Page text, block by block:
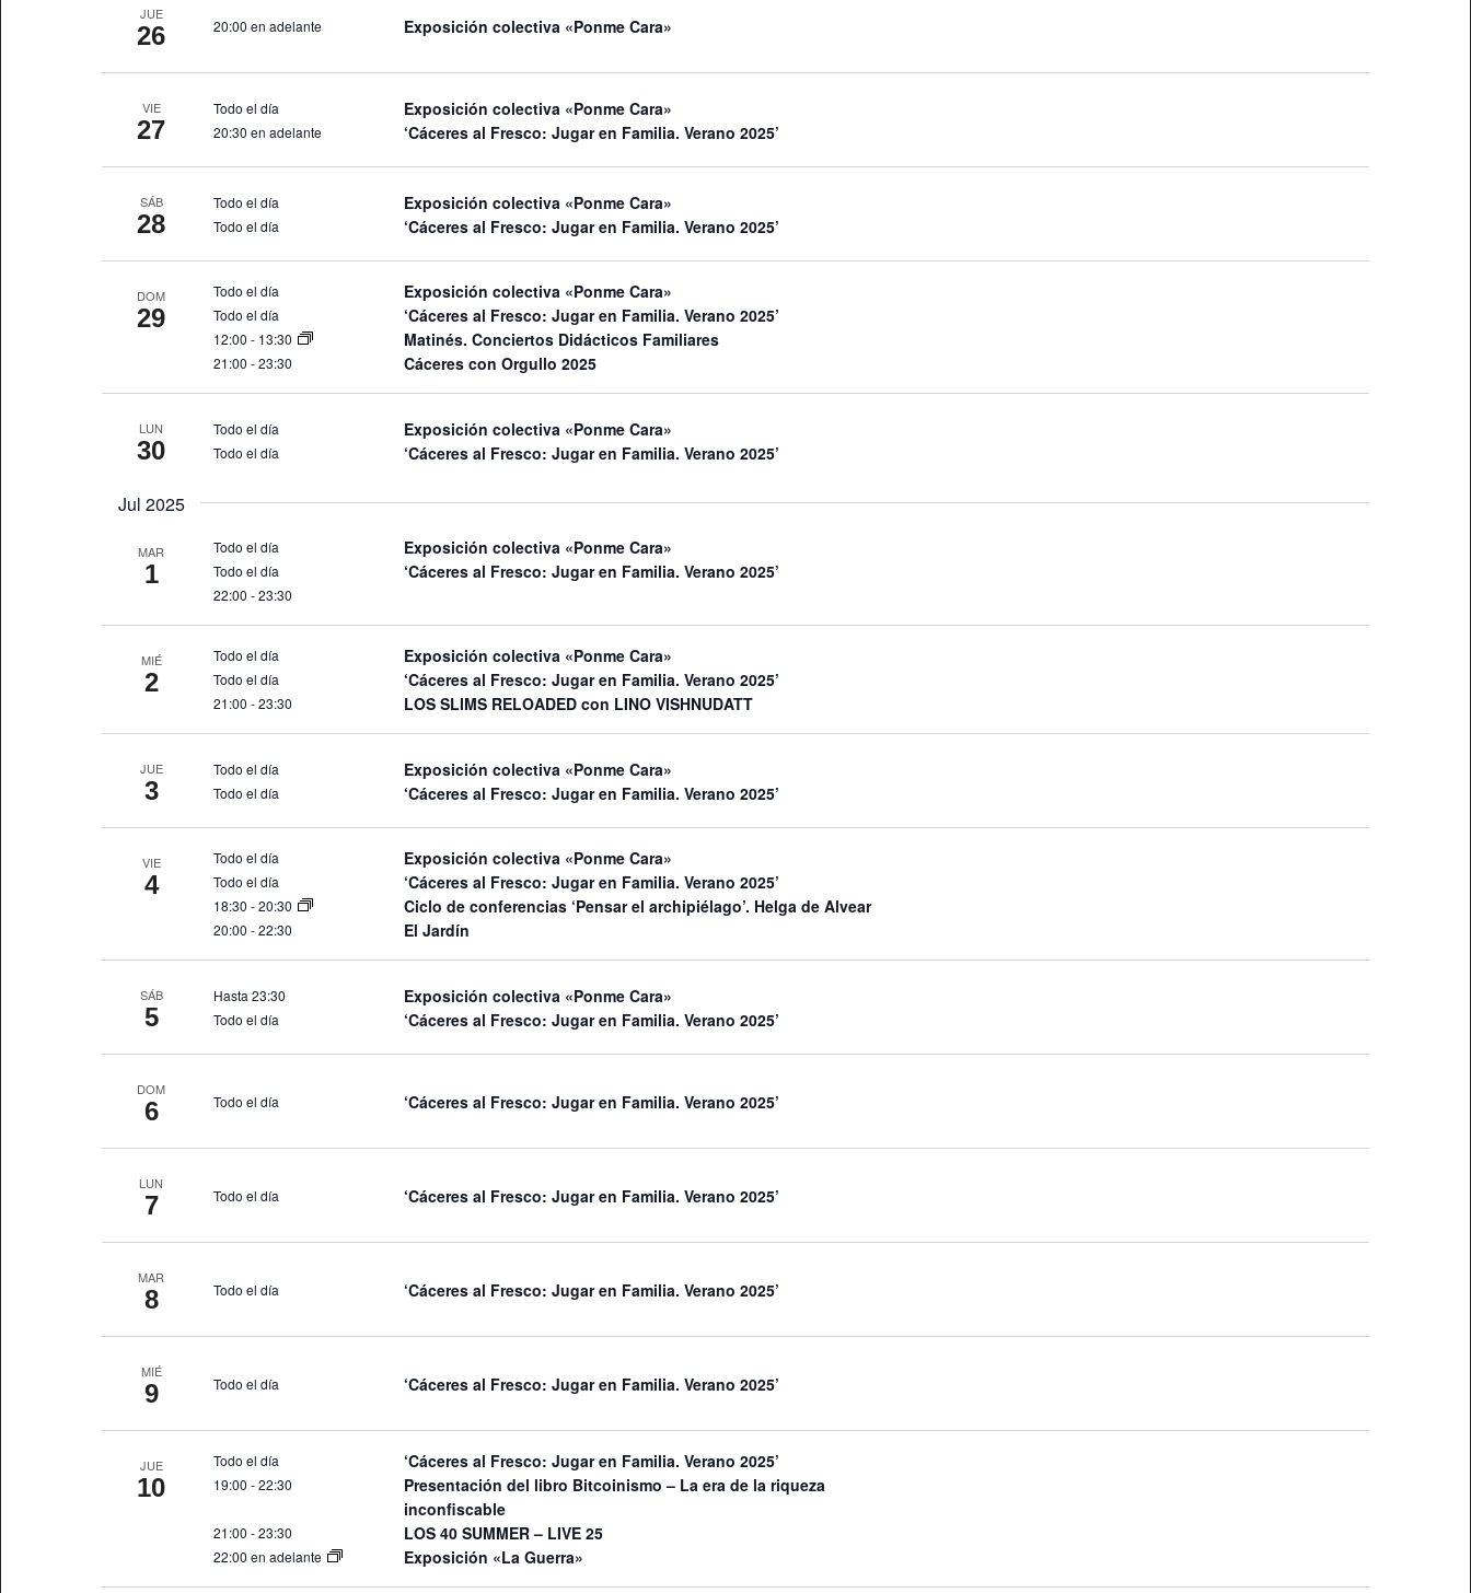
palabra
clave.
JUE
26 20:00 en adelante Exposición colectiva «Ponme Cara»
VIE
27
Todo el día Exposición colectiva «Ponme Cara»
20:30 en adelante ‘Cáceres al Fresco: Jugar en Familia. Verano 2025’
SÁB
28
Todo el día Exposición colectiva «Ponme Cara»
Todo el día ‘Cáceres al Fresco: Jugar en Familia. Verano 2025’
DOM
29
Todo el día Exposición colectiva «Ponme Cara»
Todo el día ‘Cáceres al Fresco: Jugar en Familia. Verano 2025’
12:00 - 13:30 Matinés. Conciertos Didácticos Familiares
21:00 -23:30 Cáceres con Orgullo 2025
LUN
30
Todo el día Exposición colectiva «Ponme Cara»
Todo el día ‘Cáceres al Fresco: Jugar en Familia. Verano 2025’
Jul 2025
MAR
1
Todo el día Exposición colectiva «Ponme Cara»
Todo el día ‘Cáceres al Fresco: Jugar en Familia. Verano 2025’
22:00 -23:30
MIÉ
2
Todo el día Exposición colectiva «Ponme Cara»
Todo el día ‘Cáceres al Fresco: Jugar en Familia. Verano 2025’
21:00 -23:30 LOS SLIMS RELOADED con LINO VISHNUDATT
JUE
3
Todo el día Exposición colectiva «Ponme Cara»
Todo el día ‘Cáceres al Fresco: Jugar en Familia. Verano 2025’
VIE
4
Todo el día Exposición colectiva «Ponme Cara»
Todo el día ‘Cáceres al Fresco: Jugar en Familia. Verano 2025’
18:30 -20:30 Ciclo de conferencias ‘Pensar el archipiélago’. Helga de Alvear
20:00 -22:30 El Jardín
SÁB
5
Hasta 23:30 Exposición colectiva «Ponme Cara»
Todo el día ‘Cáceres al Fresco: Jugar en Familia. Verano 2025’
DOM
6 Todo el día ‘Cáceres al Fresco: Jugar en Familia. Verano 2025’
LUN
7 Todo el día ‘Cáceres al Fresco: Jugar en Familia. Verano 2025’
MAR
8 Todo el día ‘Cáceres al Fresco: Jugar en Familia. Verano 2025’
MIÉ
9 Todo el día ‘Cáceres al Fresco: Jugar en Familia. Verano 2025’
JUE
10
Todo el día ‘Cáceres al Fresco: Jugar en Familia. Verano 2025’
19:00 -22:30
Presentación del libro Bitcoinismo – La era de la riqueza
inconfiscable
21:00 -23:30 LOS 40 SUMMER – LIVE 25
22:00 en adelante Exposición «La Guerra»